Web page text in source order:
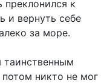
преклонился к
и вернуть себе
за море.
таинственным
никто не мог